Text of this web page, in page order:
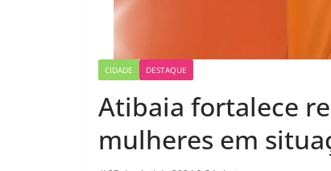
CIDADE DESTAQUE
Atibaia fortalece
mulheres em